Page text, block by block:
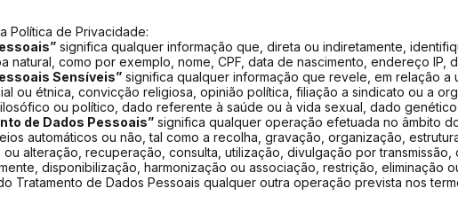
Política de Privacidade:
significa qualquer informação que, direta ou indiretamente,
natural, como por exemplo, nome, CPF, data de nascimento, endereço IP,
Sensíveis” significa qualquer informação que revele, em relação a
ou étnica, convicção religiosa, opinião política, filiação a sindicato ou a
ou político, dado referente à saúde ou à vida sexual, dado
de Dados Pessoais” significa qualquer operação efetuada no âmbito
automáticos ou não, tal como a recolha, gravação, organização,
alteração, recuperação, consulta, utilização, divulgação por transmissão,
disponibilização, harmonização ou associação, restrição, eliminação
Tratamento de Dados Pessoais qualquer outra operação prevista nos